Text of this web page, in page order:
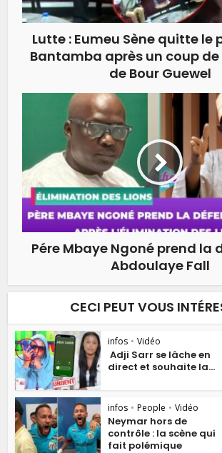
Lutte : Eumeu Sène quitte le
Bantamba après un coup
de Bour Guewel
Pére Mbaye Ngoné prend la
Abdoulaye Fall
CECI PEUT VOUS
infos • Vidéo
Adji Sarr se lâche en
direct et souhaite la...
infos • People • Vidéo
Neymar hors de
contrôle : la scène qui
fait polémique